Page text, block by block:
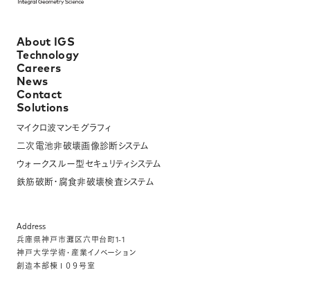
About IGS
Technology
Careers
News
Contact
Solutions
マイクロ波マンモグラフィ
二次電池非破壊画像診断システム
ウォークスルー型セキュリティシステム
鉄筋破断・腐食非破壊検査システム
Address
兵庫県神⼾市灘区六甲台町1-1
神⼾⼤学学術・産業イノベーション
創造本部棟１０９号室